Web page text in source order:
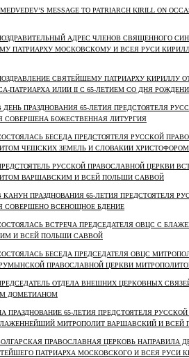
MESSAGE TO PATRIARCH KIRILL ON
ПОЗДРАВИТЕЛЬНЫЙ АДРЕС ЧЛЕНОВ СВЯЩЕННОГО
ПАТРИАРХУ МОСКОВСКОМУ И ВСЕЯ РУСИ
ПОЗДРАВЛЕНИЕ СВЯТЕЙШЕМУ ПАТРИАРХУ
ПАТРИАРХА ИЛИИ II С 65-ЛЕТИЕМ СО ДНЯ
В ДЕНЬ ПРАЗДНОВАНИЯ 65-ЛЕТИЯ ПРЕДСТОЯТЕЛЯ
СОВЕРШЕНА БОЖЕСТВЕННАЯ ЛИТУРГИЯ
СОСТОЯЛАСЬ БЕСЕДА ПРЕДСТОЯТЕЛЯ РУССКОЙ
ЧЕШСКИХ ЗЕМЕЛЬ И СЛОВАКИИ ХРИСТОФОРОМ
ПРЕДСТОЯТЕЛЬ РУССКОЙ ПРАВОСЛАВНОЙ ЦЕРКВИ
ВАРШАВСКИМ И ВСЕЙ ПОЛЬШИ САВВОЙ
В КАНУН ПРАЗДНОВАНИЯ 65-ЛЕТИЯ ПРЕДСТОЯТЕЛЯ
СОВЕРШЕНО ВСЕНОЩНОЕ БДЕНИЕ
СОСТОЯЛАСЬ ВСТРЕЧА ПРЕДСЕДАТЕЛЯ ОВЦС С
И ВСЕЙ ПОЛЬШИ САВВОЙ
СОСТОЯЛАСЬ БЕСЕДА ПРЕДСЕДАТЕЛЯ ОВЦС
ПРАВОСЛАВНОЙ ЦЕРКВИ
ПРЕДСЕДАТЕЛЬ ОТДЕЛА ВНЕШНИХ ЦЕРКОВНЫХ
ДОМЕТИАНОМ
НА ПРАЗДНОВАНИЕ 65-ЛЕТИЯ ПРЕДСТОЯТЕЛЯ
МИТРОПОЛИТ ВАРШАВСКИЙ И ВСЕЙ
БОЛГАРСКАЯ ПРАВОСЛАВНАЯ ЦЕРКОВЬ НАПРАВИЛА
ПАТРИАРХА МОСКОВСКОГО И ВСЕЯ РУСИ